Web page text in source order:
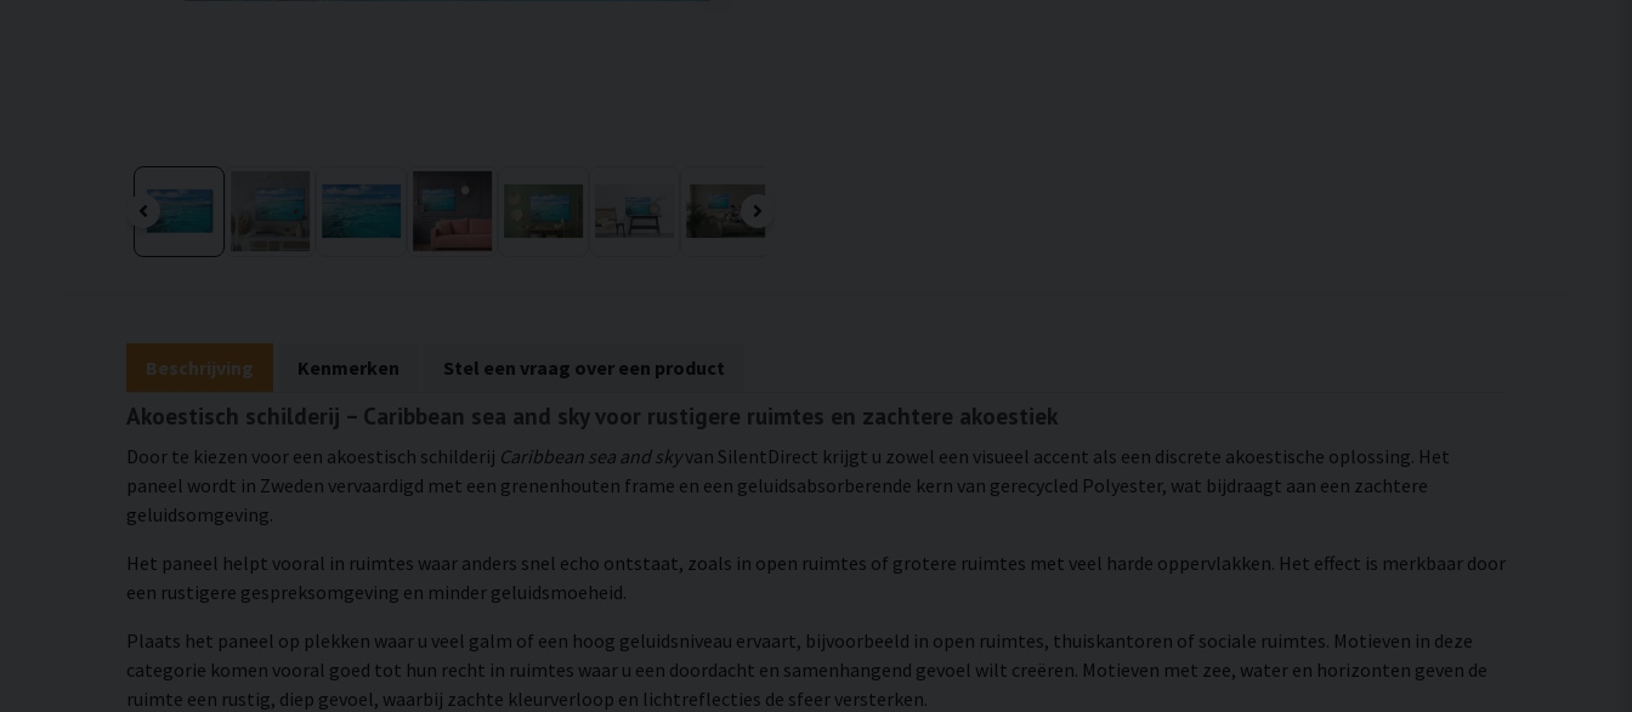
Beschrijving Kenmerken Stel een vraag over een product
Akoestisch schilderij – Caribbean sea and sky voor rustigere ruimtes en zachtere akoestiek
Door te kiezen voor een akoestisch schilderij Caribbean sea and skyvan SilentDirect krijgt u zowel een visueel accent als een discrete akoestische oplossing. Het
paneel wordt in Zweden vervaardigd met een grenenhouten frame en een geluidsabsorberende kern van gerecycled Polyester, wat bijdraagt aan een zachtere
geluidsomgeving.
Het paneel helpt vooral in ruimtes waar anders snel echo ontstaat, zoals in open ruimtes of grotere ruimtes met veel harde oppervlakken. Het effect is merkbaar door
een rustigere gespreksomgeving en minder geluidsmoeheid.
Plaats het paneel op plekken waar u veel galm of een hoog geluidsniveau ervaart, bijvoorbeeld in open ruimtes, thuiskantoren of sociale ruimtes. Motieven in deze
categorie komen vooral goed tot hun recht in ruimtes waar u een doordacht en samenhangend gevoel wilt creëren. Motieven met zee, water en horizonten geven de
ruimte een rustig, diep gevoel, waarbij zachte kleurverloop en lichtreflecties de sfeer versterken.